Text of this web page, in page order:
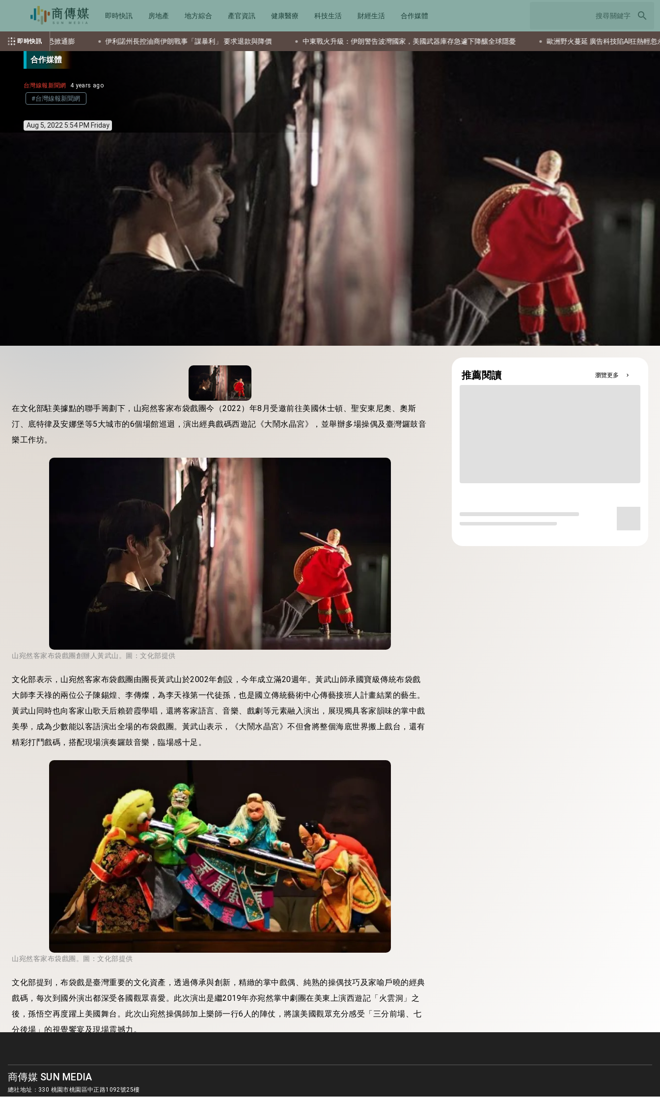
即時快訊 房地產 地方綜合 產官資訊 健康醫療 科技生活 財經生活 合作媒體 search
即時快訊
掀通膨 伊利諾州長控油商伊朗戰事「謀暴利」 要求退款與降價 中東戰火升級：伊朗警告波灣國家，美國武器庫存急遽下降釀全球隱憂 歐洲野火蔓延 廣告科技陷AI狂熱輕忽永續
合作媒體
台灣線報新聞網 4 years ago
#台灣線報新聞網
Aug 5, 2022 5:54 PM Friday
在文化部駐美據點的聯手籌劃下，山宛然客家布袋戲團今（2022）年8月受邀前往美國休士頓、聖安東尼奧、奧斯
汀、底特律及安娜堡等5大城市的6個場館巡迴，演出經典戲碼西遊記《大鬧水晶宮》，並舉辦多場操偶及臺灣鑼鼓音
樂工作坊。
山宛然客家布袋戲團創辦人黃武山。圖：文化部提供
文化部表示，山宛然客家布袋戲團由團長黃武山於2002年創設，今年成立滿20週年。黃武山師承國寶級傳統布袋戲
大師李天祿的兩位公子陳錫煌、李傳燦，為李天祿第一代徒孫，也是國立傳統藝術中心傳藝接班人計畫結業的藝生。
黃武山同時也向客家山歌天后賴碧霞學唱，還將客家語言、音樂、戲劇等元素融入演出，展現獨具客家韻味的掌中戲
美學，成為少數能以客語演出全場的布袋戲團。黃武山表示，《大鬧水晶宮》不但會將整個海底世界搬上戲台，還有
精彩打鬥戲碼，搭配現場演奏鑼鼓音樂，臨場感十足。
山宛然客家布袋戲團。圖：文化部提供
文化部提到，布袋戲是臺灣重要的文化資產，透過傳承與創新，精緻的掌中戲偶、純熟的操偶技巧及家喻戶曉的經典
戲碼，每次到國外演出都深受各國觀眾喜愛。此次演出是繼2019年亦宛然掌中劇團在美東上演西遊記「火雲洞」之
後，孫悟空再度躍上美國舞台。此次山宛然操偶師加上樂師一行6人的陣仗，將讓美國觀眾充分感受「三分前場、七
分後場」的視覺饗宴及現場震撼力。
推薦閱讀 瀏覽更多 chevron_right
商傳媒 SUN MEDIA
總社地址：330 桃園市桃園區中正路1092號25樓